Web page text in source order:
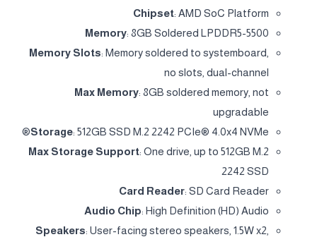
Chipset: AMD SoC Platform
Memory: 8GB Soldered LPDDR5-5500
Memory Slots: Memory soldered to systemboard,
no slots, dual-channel
Max Memory: 8GB soldered memory, not
upgradable
Storage: 512GB SSD M.2 2242 PCIe® 4.0x4 NVMe®
Max Storage Support: One drive, up to 512GB M.2
2242 SSD
Card Reader: SD Card Reader
Audio Chip: High Definition (HD) Audio
Speakers: User-facing stereo speakers, 1.5W x2,